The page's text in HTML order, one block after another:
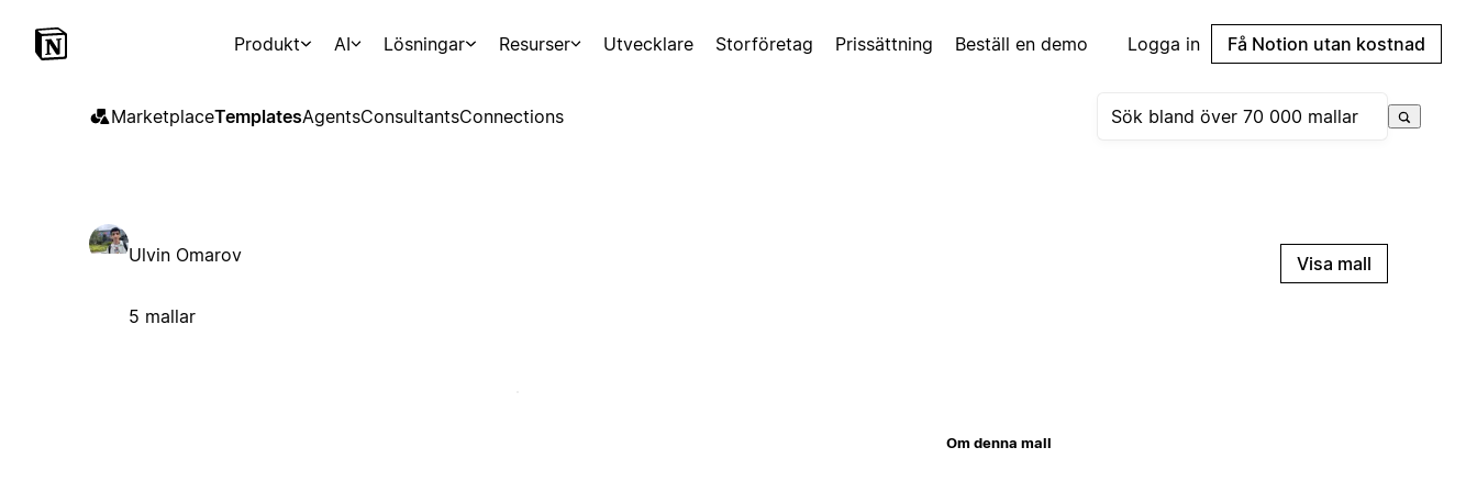
Produkt AI Lösningar Resurser Utvecklare Storföretag Prissättning Beställ en demo Logga in Få Notion utan kostnad
MarketplaceTemplatesAgentsConsultantsConnections
Ulvin Omarov
5 mallar
Visa mall
Om denna mall